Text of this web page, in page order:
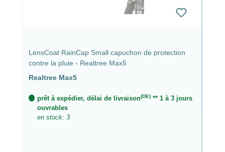
LensCoat RainCap Small capuchon de protection
contre la pluie - Realtree Max5
Realtree Max5
prêt à expédier, délai de livraison(DE)** 1 à 3 jours
ouvrables
en stock: 3